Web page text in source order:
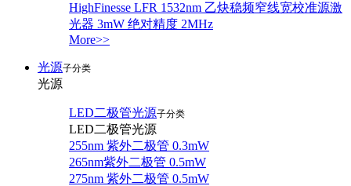
HighFinesse LFR 1532nm 乙炔稳频窄线宽校准源激
光器 3mW 绝对精度 2MHz
More>>
光源子分类
光源
LED二极管光源子分类
LED二极管光源
255nm 紫外二极管 0.3mW
265nm紫外二极管 0.5mW
275nm 紫外二极管 0.5mW